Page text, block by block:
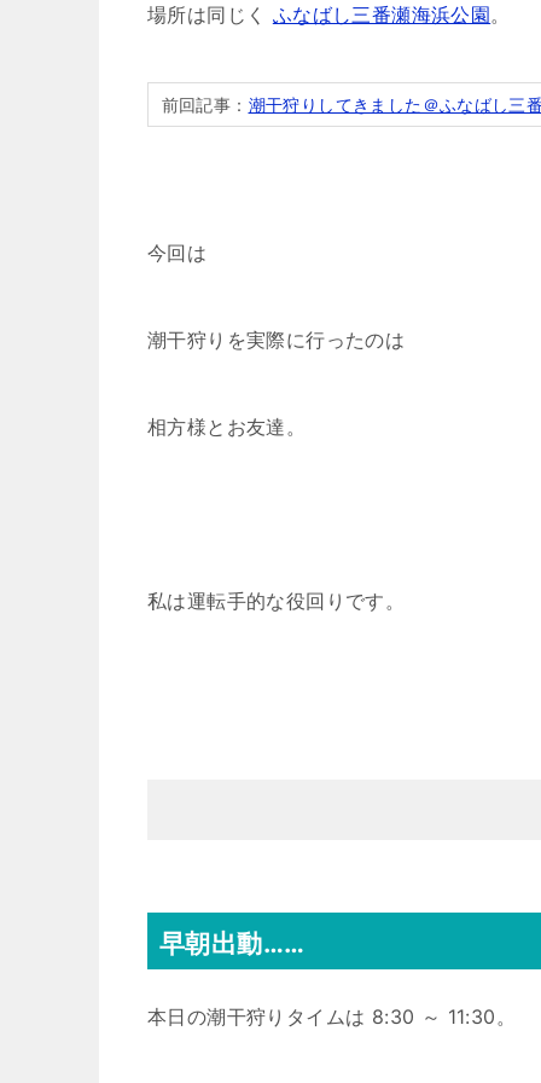
場所は同じく ふなばし三番瀬海浜公園。
前回記事： 潮干狩りしてきました＠ふなばし三
今回は
潮干狩りを実際に行ったのは
相方様とお友達。
私は運転手的な役回りです。
早朝出動……
本日の潮干狩りタイムは 8:30 ～ 11:30。